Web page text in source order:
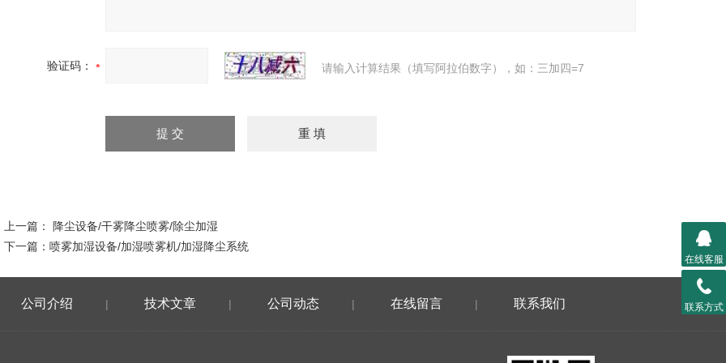
验证码： 请输入计算结果（填写阿拉伯数字），如：三加四=7
上一篇：
降尘设备/干雾降尘喷雾/除尘加湿
下一篇： 喷雾加湿设备/加湿喷雾机/加湿降尘系统
公司介绍 | 技术文章 | 公司动态 | 在线留言 | 联系我们
在线客服
联系方式